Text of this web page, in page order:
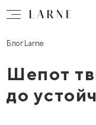
Блог Larne
Шепот
до